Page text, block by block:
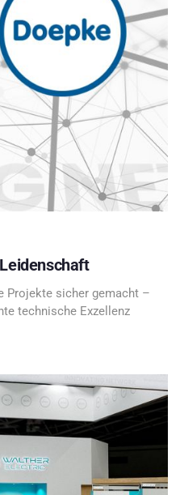
Projekte sicher gemacht –
technische Exzellenz